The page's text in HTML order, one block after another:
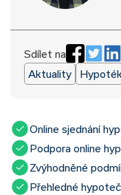
Sdílet na
Aktuality
Online sjednání
Podpora online
Zvýhodněné
Přehledné